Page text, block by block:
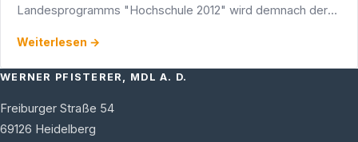
Landesprogramms "Hochschule 2012" wird demnach der
Weiterlesen →
WERNER PFISTERER, MDL A. D.
Freiburger Straße 54
69126 Heidelberg